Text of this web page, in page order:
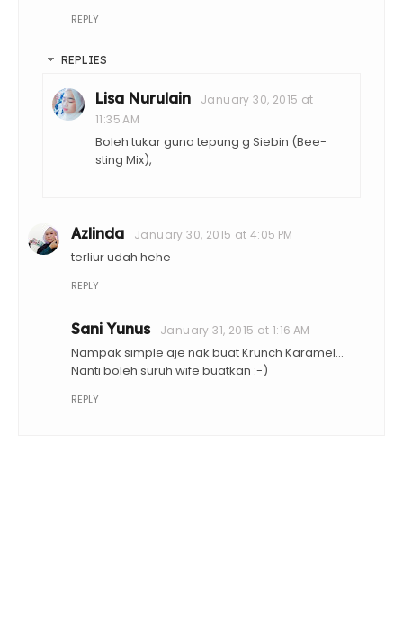
REPLY
REPLIES
Lisa Nurulain
January 30, 2015 at
11:35 AM
Boleh tukar guna tepung g Siebin (Bee-
sting Mix),
Azlinda January 30, 2015 at 4:05 PM
terliur udah hehe
REPLY
Sani Yunus January 31, 2015 at 1:16 AM
Nampak simple aje nak buat Krunch Karamel...
Nanti boleh suruh wife buatkan :-)
REPLY